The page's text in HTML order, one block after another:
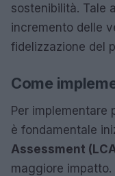
sostenibilità. Tale
incremento delle
fidelizzazione del
Come
Per implementare
è fondamentale
Assessment
maggiore